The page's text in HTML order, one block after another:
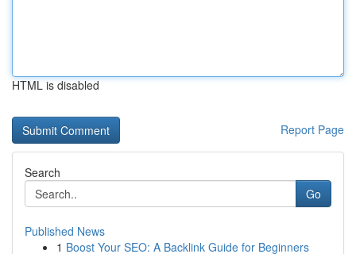
HTML is disabled
Report Page
Search
Go
Published News
1 Boost Your SEO: A Backlink Guide for Beginners